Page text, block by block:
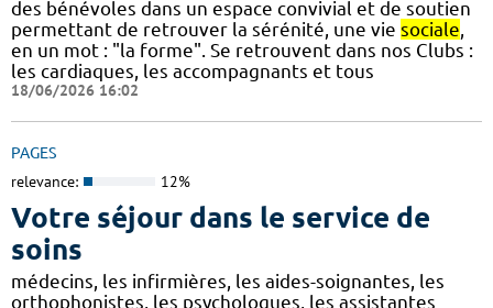
des bénévoles dans un espace convivial et de soutien
permettant de retrouver la sérénité, une vie sociale
en un mot : "la forme". Se retrouvent dans nos Clubs :
les cardiaques, les accompagnants et tous
18/06/2026 16:02
PAGES
relevance: 12%
Votre séjour dans le service de
soins
médecins, les infirmières, les aides-soignantes, les
orthophonistes, les psychologues, les assistantes